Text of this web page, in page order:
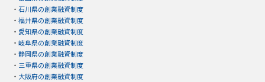
・ 石川県の創業融資制度
・ 福井県の創業融資制度
・ 愛知県の創業融資制度
・ 岐阜県の創業融資制度
・ 静岡県の創業融資制度
・ 三重県の創業融資制度
・ 大阪府の創業融資制度